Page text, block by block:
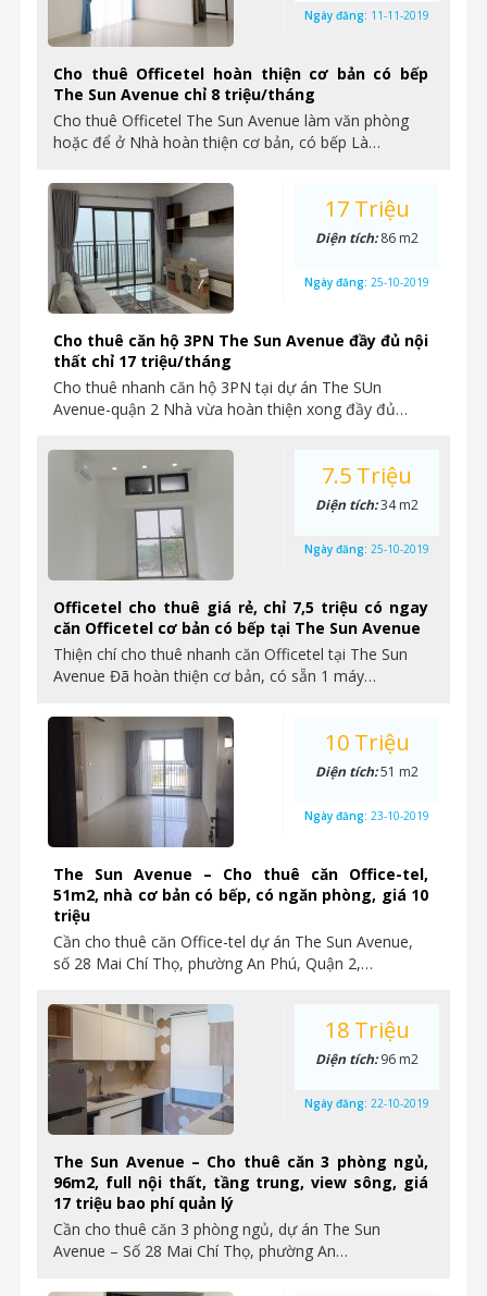
Cho thuê Officetel hoàn thiện cơ bản có bếp
The Sun Avenue chỉ 8 triệu/tháng
Cho thuê Officetel The Sun Avenue làm văn phòng
hoặc để ở Nhà hoàn thiện cơ bản, có bếp Là…
Ngày đăng: 11-11-2019
Cho thuê căn hộ 3PN The Sun Avenue đầy đủ nội
thất chỉ 17 triệu/tháng
Cho thuê nhanh căn hộ 3PN tại dự án The SUn
Avenue-quận 2 Nhà vừa hoàn thiện xong đầy đủ…
17 Triệu
Diện tích:86 m2
Ngày đăng: 25-10-2019
Officetel cho thuê giá rẻ, chỉ 7,5 triệu có ngay
căn Officetel cơ bản có bếp tại The Sun Avenue
Thiện chí cho thuê nhanh căn Officetel tại The Sun
Avenue Đã hoàn thiện cơ bản, có sẵn 1 máy…
7.5 Triệu
Diện tích:34 m2
Ngày đăng: 25-10-2019
The Sun Avenue – Cho thuê căn Office-tel,
51m2, nhà cơ bản có bếp, có ngăn phòng, giá 10
triệu
Cần cho thuê căn Office-tel dự án The Sun Avenue,
số 28 Mai Chí Thọ, phường An Phú, Quận 2,…
10 Triệu
Diện tích:51 m2
Ngày đăng: 23-10-2019
The Sun Avenue – Cho thuê căn 3 phòng ngủ,
96m2, full nội thất, tầng trung, view sông, giá
17 triệu bao phí quản lý
Cần cho thuê căn 3 phòng ngủ, dự án The Sun
Avenue – Số 28 Mai Chí Thọ, phường An…
18 Triệu
Diện tích:96 m2
Ngày đăng: 22-10-2019